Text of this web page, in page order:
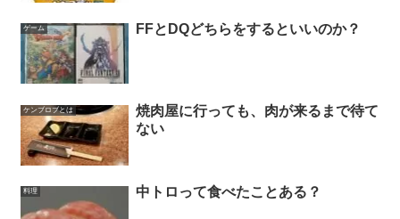
ゲーム FFとDQどちらをするといいのか？
ケンブロブとは
焼肉屋に行っても、肉が来るまで待て
ない
料理 中トロって食べたことある？